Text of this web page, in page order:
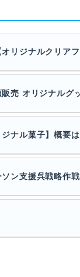
リジナルクリア
売 オリジナルグ
ナル菓子】概要は
ン支援呉戦略作